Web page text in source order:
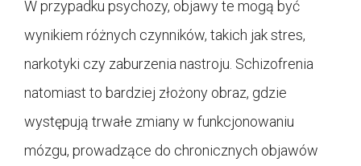
W przypadku psychozy, objawy te mogą być
wynikiem różnych czynników, takich jak stres,
narkotyki czy zaburzenia nastroju. Schizofrenia
natomiast to bardziej złożony obraz, gdzie
występują trwałe zmiany w funkcjonowaniu
mózgu, prowadzące do chronicznych objawów